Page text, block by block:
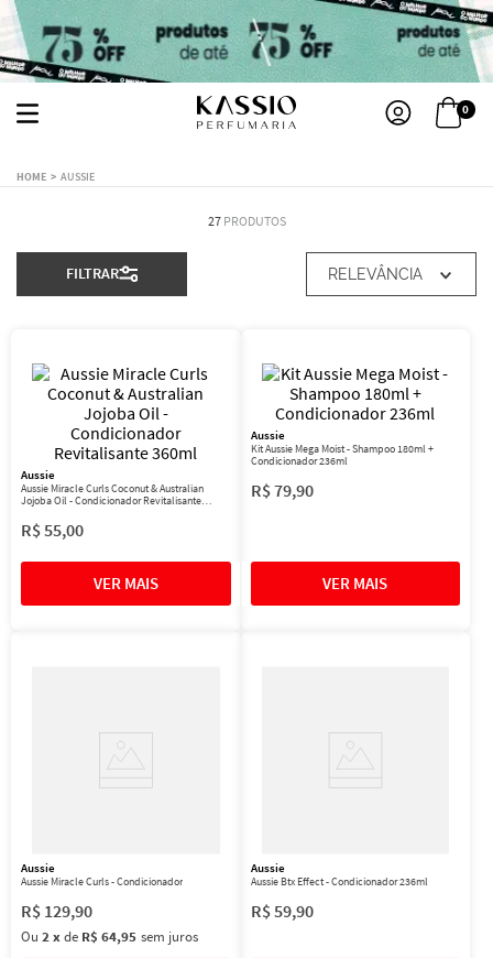
0
AUSSIE
27 PRODUTOS
FILTRAR RELEVÂNCIA
Aussie
Aussie Miracle Curls Coconut & Australian
Jojoba Oil - Condicionador Revitalisante
R$55,00
Aussie
Kit Aussie Mega Moist - Shampoo 180ml +
Condicionador 236ml
R$79,90
Aussie
Aussie Miracle Curls - Condicionador
R$ 129,90
Ou 2xde R$ 64,95 sem juros
Aussie
Aussie Btx Effect - Condicionador 236ml
R$59,90